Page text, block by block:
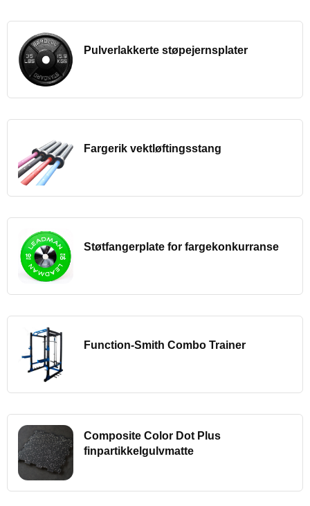
Pulverlakkerte støpejernsplater
Fargerik vektløftingsstang
Støtfangerplate for fargekonkurranse
Function-Smith Combo Trainer
Composite Color Dot Plus
finpartikkelgulvmatte